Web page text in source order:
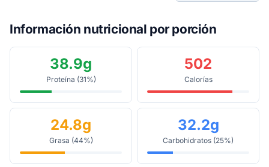
Información nutricional por porción
38.9g
Proteína (31%)
502
Calorías
24.8g
Grasa (44%)
32.2g
Carbohidratos (25%)